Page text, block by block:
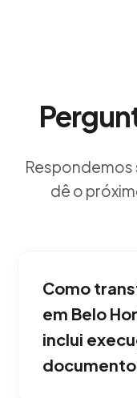
Respondemos
dê o
Como
em Belo
inclui